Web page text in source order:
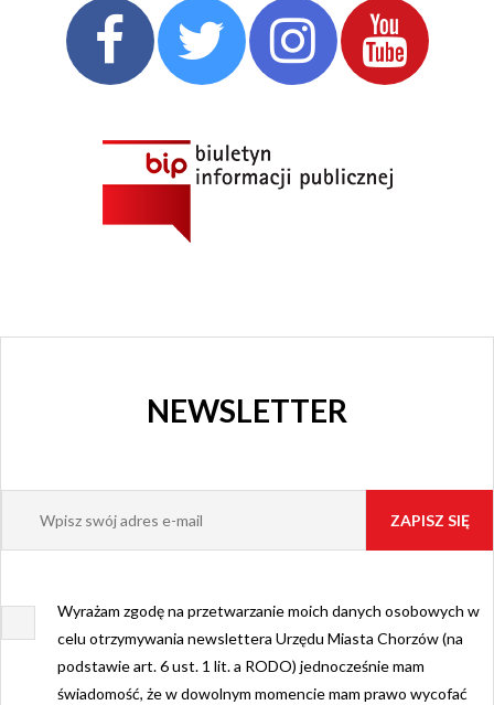
NEWSLETTER
Wyrażam zgodę na przetwarzanie moich danych osobowych w
celu otrzymywania newslettera Urzędu Miasta Chorzów (na
podstawie art. 6 ust. 1 lit. a RODO) jednocześnie mam
świadomość, że w dowolnym momencie mam prawo wycofać